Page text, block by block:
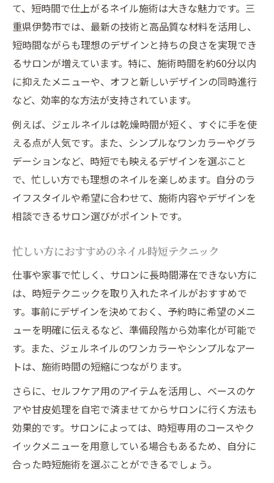
て、短時間で仕上がるネイル施術は大きな魅力です。三
重県伊勢市では、最新の技術と高品質な材料を活用し、
短時間ながらも理想のデザインと持ちの良さを実現でき
るサロンが増えています。特に、施術時間を約60分以内
に抑えたメニューや、オフと新しいデザインの同時進行
など、効率的な方法が支持されています。
例えば、ジェルネイルは乾燥時間が短く、すぐに手を使
える点が人気です。また、シンプルなワンカラーやグラ
デーションなど、時短でも映えるデザインを選ぶこと
で、忙しい方でも理想のネイルを楽しめます。自分のラ
イフスタイルや希望に合わせて、施術内容やデザインを
相談できるサロン選びがポイントです。
忙しい方におすすめのネイル時短テクニック
仕事や家事で忙しく、サロンに長時間滞在できない方に
は、時短テクニックを取り入れたネイルがおすすめで
す。事前にデザインを決めておく、予約時に希望のメニ
ューを明確に伝えるなど、準備段階から効率化が可能で
す。また、ジェルネイルのワンカラーやシンプルなアー
トは、施術時間の短縮につながります。
さらに、セルフケア用のアイテムを活用し、ベースのケ
アや甘皮処理を自宅で済ませてからサロンに行く方法も
効果的です。サロンによっては、時短専用のコースやク
イックメニューを用意している場合もあるため、自分に
合った時短施術を選ぶことができるでしょう。